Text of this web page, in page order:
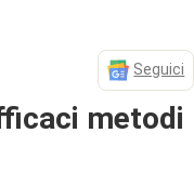
Seguici
metodi